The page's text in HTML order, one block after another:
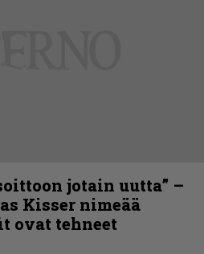
jotain uutta” –
Kisser nimeää
ovat tehneet